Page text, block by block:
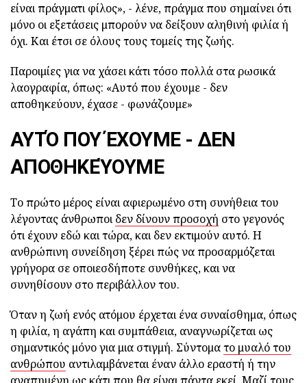
είναι πράγματι φίλος», - λένε, πράγμα που σημαίνει ότι
μόνο οι εξετάσεις μπορούν να δείξουν αληθινή φιλία ή
όχι. Και έτσι σε όλους τους τομείς της ζωής.
Παροιμίες για να χάσει κάτι τόσο πολλά στα ρωσικά
λαογραφία, όπως: «Αυτό που έχουμε - δεν
αποθηκεύουν, έχασε - φωνάζουμε»
ΑΥΤΌ ΠΟΥ ΈΧΟΥΜΕ - ΔΕΝ
ΑΠΟΘΗΚΕΎΟΥΜΕ
Το πρώτο μέρος είναι αφιερωμένο στη συνήθεια του
λέγοντας άνθρωποιδεν δίνουν προσοχή στο γεγονός
ότι έχουν εδώ και τώρα, και δεν εκτιμούν αυτό. Η
ανθρώπινη συνείδηση ξέρει πώς να προσαρμόζεται
γρήγορα σε οποιεσδήποτε συνθήκες, και να
συνηθίσουν στο περιβάλλον του.
Όταν η ζωή ενός ατόμου έρχεται ένα συναίσθημα, όπως
η φιλία, η αγάπη και συμπάθεια, αναγνωρίζεται ως
σημαντικός μόνο για μια στιγμή. Σύντοματο μυαλό του
ανθρώπου αντιλαμβάνεται έναν άλλο εραστή ή την